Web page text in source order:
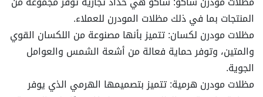
المنتجات بما في ذلك مظلات المودرن للعملاء.
مظلات مودرن لكسان: تتميز بأنها مصنوعة من اللكسان القوي
والمتين، وتوفر حماية فعالة من أشعة الشمس والعوامل
الجوية.
مظلات مودرن هرمية: تتميز بتصميمها الهرمي الذي يوفر